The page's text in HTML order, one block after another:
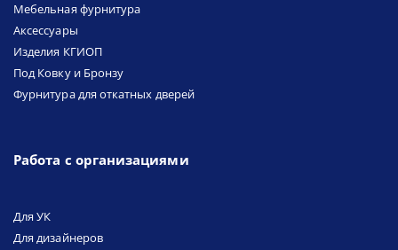
Мебельная фурнитура
Аксессуары
Изделия КГИОП
Под Ковку и Бронзу
Фурнитура для откатных дверей
Работа с организациями
Для УК
Для дизайнеров